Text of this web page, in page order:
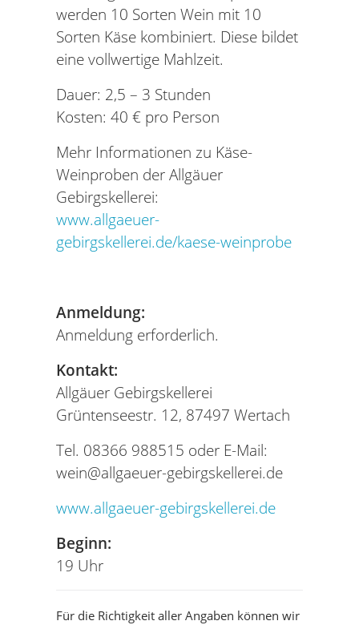
werden 10 Sorten Wein mit 10
Sorten Käse kombiniert. Diese bildet
eine vollwertige Mahlzeit.
Dauer: 2,5 – 3 Stunden
Kosten: 40 € pro Person
Mehr Informationen zu Käse-
Weinproben der Allgäuer
Gebirgskellerei:
www.allgaeuer-
gebirgskellerei.de/kaese-weinprobe
Anmeldung:
Anmeldung erforderlich.
Kontakt:
Allgäuer Gebirgskellerei
Grüntenseestr. 12, 87497 Wertach
Tel. 08366 988515 oder E-Mail:
wein@allgaeuer-gebirgskellerei.de
www.allgaeuer-gebirgskellerei.de
Beginn:
19 Uhr
Für die Richtigkeit aller Angaben können wir